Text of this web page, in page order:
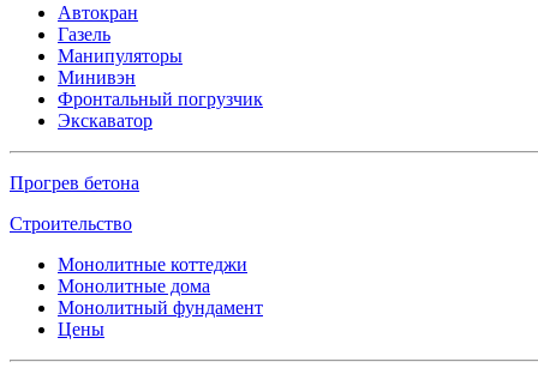
Автокран
Газель
Манипуляторы
Минивэн
Фронтальный погрузчик
Экскаватор
Прогрев бетона
Строительство
Монолитные коттеджи
Монолитные дома
Монолитный фундамент
Цены